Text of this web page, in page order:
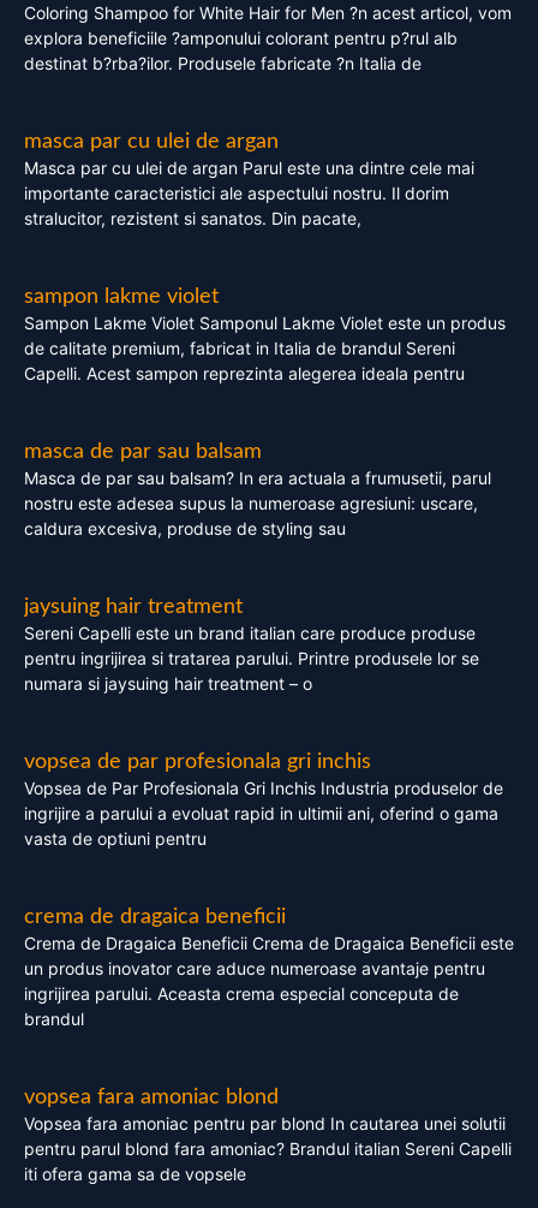
Coloring Shampoo for White Hair for Men ?n acest articol, vom
explora beneficiile ?amponului colorant pentru p?rul alb
destinat b?rba?ilor. Produsele fabricate ?n Italia de
masca par cu ulei de argan
Masca par cu ulei de argan Parul este una dintre cele mai
importante caracteristici ale aspectului nostru. Il dorim
stralucitor, rezistent si sanatos. Din pacate,
sampon lakme violet
Sampon Lakme Violet Samponul Lakme Violet este un produs
de calitate premium, fabricat in Italia de brandul Sereni
Capelli. Acest sampon reprezinta alegerea ideala pentru
masca de par sau balsam
Masca de par sau balsam? In era actuala a frumusetii, parul
nostru este adesea supus la numeroase agresiuni: uscare,
caldura excesiva, produse de styling sau
jaysuing hair treatment
Sereni Capelli este un brand italian care produce produse
pentru ingrijirea si tratarea parului. Printre produsele lor se
numara si jaysuing hair treatment – o
vopsea de par profesionala gri inchis
Vopsea de Par Profesionala Gri Inchis Industria produselor de
ingrijire a parului a evoluat rapid in ultimii ani, oferind o gama
vasta de optiuni pentru
crema de dragaica beneficii
Crema de Dragaica Beneficii Crema de Dragaica Beneficii este
un produs inovator care aduce numeroase avantaje pentru
ingrijirea parului. Aceasta crema especial conceputa de
brandul
vopsea fara amoniac blond
Vopsea fara amoniac pentru par blond In cautarea unei solutii
pentru parul blond fara amoniac? Brandul italian Sereni Capelli
iti ofera gama sa de vopsele